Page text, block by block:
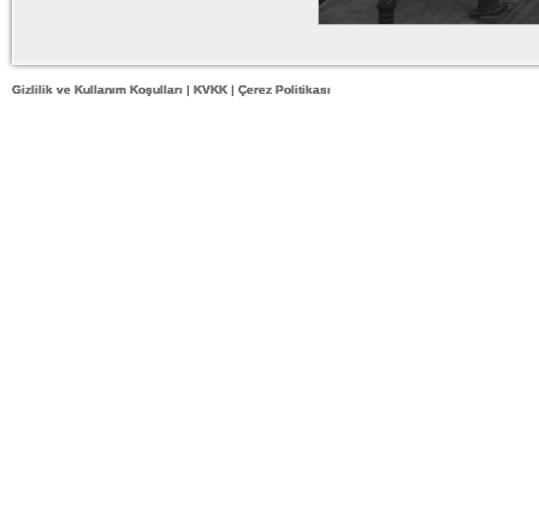
Gizlilik ve Kullanım Koşulları | KVKK | Çerez Politikası